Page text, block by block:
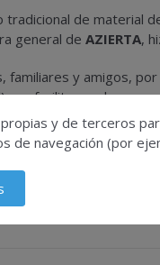
tradicional de material
general de AZIERTA,
familiares y amigos,
por facilitarnos las
año que viene.
y de terceros
de navegación (por